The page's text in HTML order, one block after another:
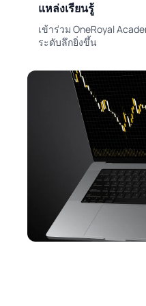
แหล่งเรียนรู้
เข้าร่วม OneRoyal
ระดับลึกยิ่งขึ้น